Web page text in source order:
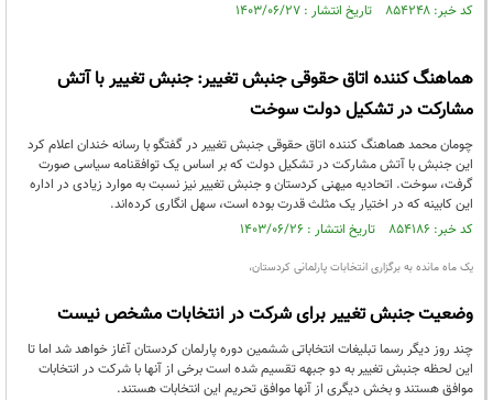
کد خبر: ۸۵۴۲۴۸ تاریخ انتشار : ۱۴۰۳/۰۶/۲۷
هماهنگ کننده اتاق حقوقی جنبش تغییر: جنبش تغییر با آتش
مشارکت در تشکیل دولت سوخت
چومان محمد هماهنگ کننده اتاق حقوقی جنبش تغییر در گفتگو با رسانه خندان اعلام کرد
این جنبش با آتش مشارکت در تشکیل دولت که بر اساس یک توافقنامه سیاسی صورت
گرفت، سوخت. اتحادیه میهنی کردستان و جنبش تغییر نیز نسبت به موارد زیادی در اداره
این کابینه که در اختیار یک مثلث قدرت بوده است، سهل انگاری کرده‌اند.
کد خبر: ۸۵۴۱۸۶ تاریخ انتشار : ۱۴۰۳/۰۶/۲۶
یک ماه مانده به برگزاری انتخابات پارلمانی کردستان،
وضعیت جنبش تغییر برای شرکت در انتخابات مشخص نیست
چند روز دیگر رسما تبلیغات انتخاباتی ششمین دوره پارلمان کردستان آغاز خواهد شد اما تا
این لحظه جنبش تغییر به دو جبهه تقسیم شده است برخی از آنها با شرکت در انتخابات
موافق هستند و بخش دیگری از آنها موافق تحریم این انتخابات هستند.